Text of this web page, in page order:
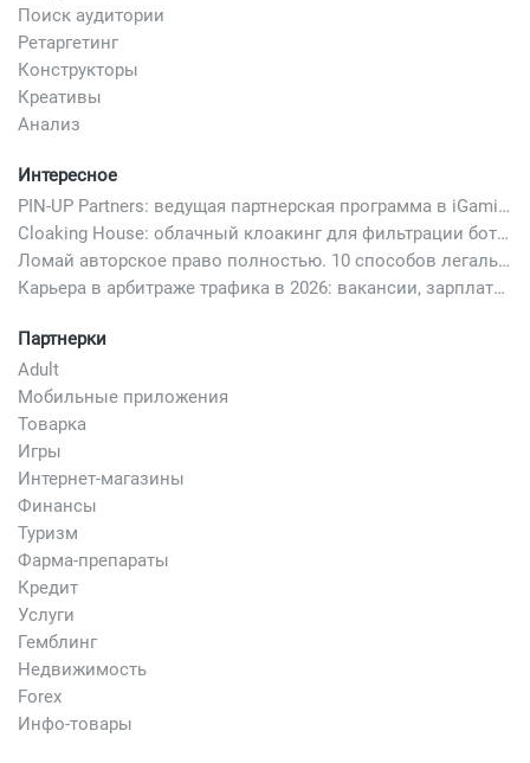
Поиск аудитории
Ретаргетинг
Конструкторы
Креативы
Анализ
Интересное
PIN-UP Partners: ведущая партнерская программа в iGaming
Cloaking House: облачный клоакинг для фильтрации ботов FB и Google Ads — гайд PHP-интеграции 2026
Ломай авторское право полностью. 10 способов легально добавить любимый трек в свой креатив
Карьера в арбитраже трафика в 2026: вакансии, зарплаты и как начать
Партнерки
Adult
Мобильные приложения
Товарка
Игры
Интернет-магазины
Финансы
Туризм
Фарма-препараты
Кредит
Услуги
Гемблинг
Недвижимость
Forex
Инфо-товары